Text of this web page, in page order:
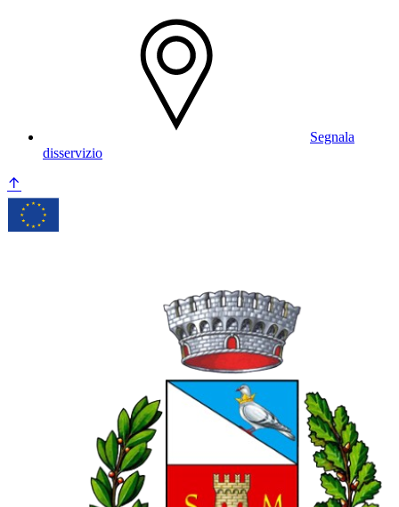
Segnala
disservizio